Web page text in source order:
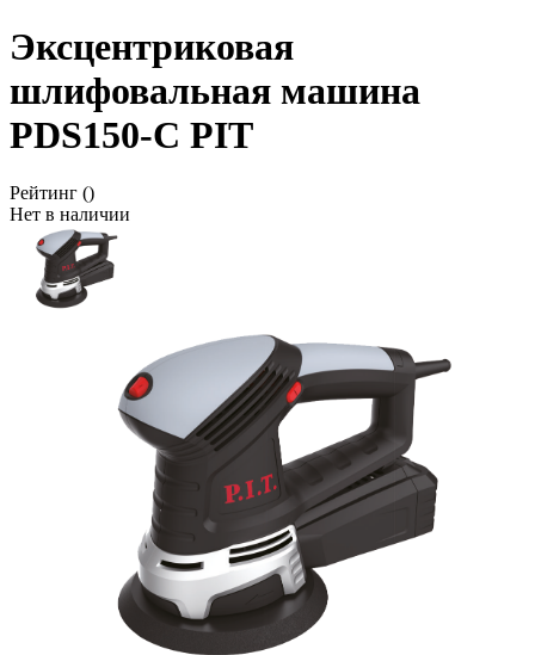
Эксцентриковая
шлифовальная машина
PDS150-C PIT
Рейтинг ()
Нет в наличии